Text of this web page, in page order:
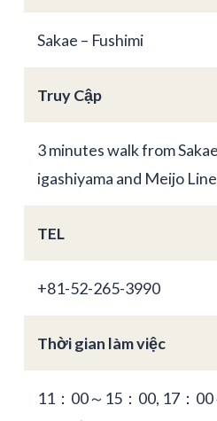
Sakae – Fushimi
Truy Cập
3 minutes walk from
igashiyama and Meijo
TEL
+81-52-265-3990
Thời gian làm việc
11：00～15：00, 17：